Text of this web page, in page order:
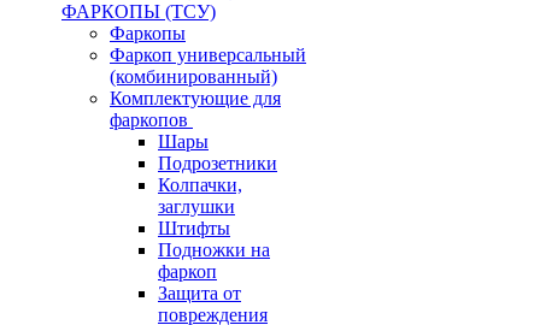
ФАРКОПЫ (ТСУ)
Фаркопы
Фаркоп универсальный
(комбинированный)
Комплектующие для
фаркопов
Шары
Подрозетники
Колпачки,
заглушки
Штифты
Подножки на
фаркоп
Защита от
повреждения